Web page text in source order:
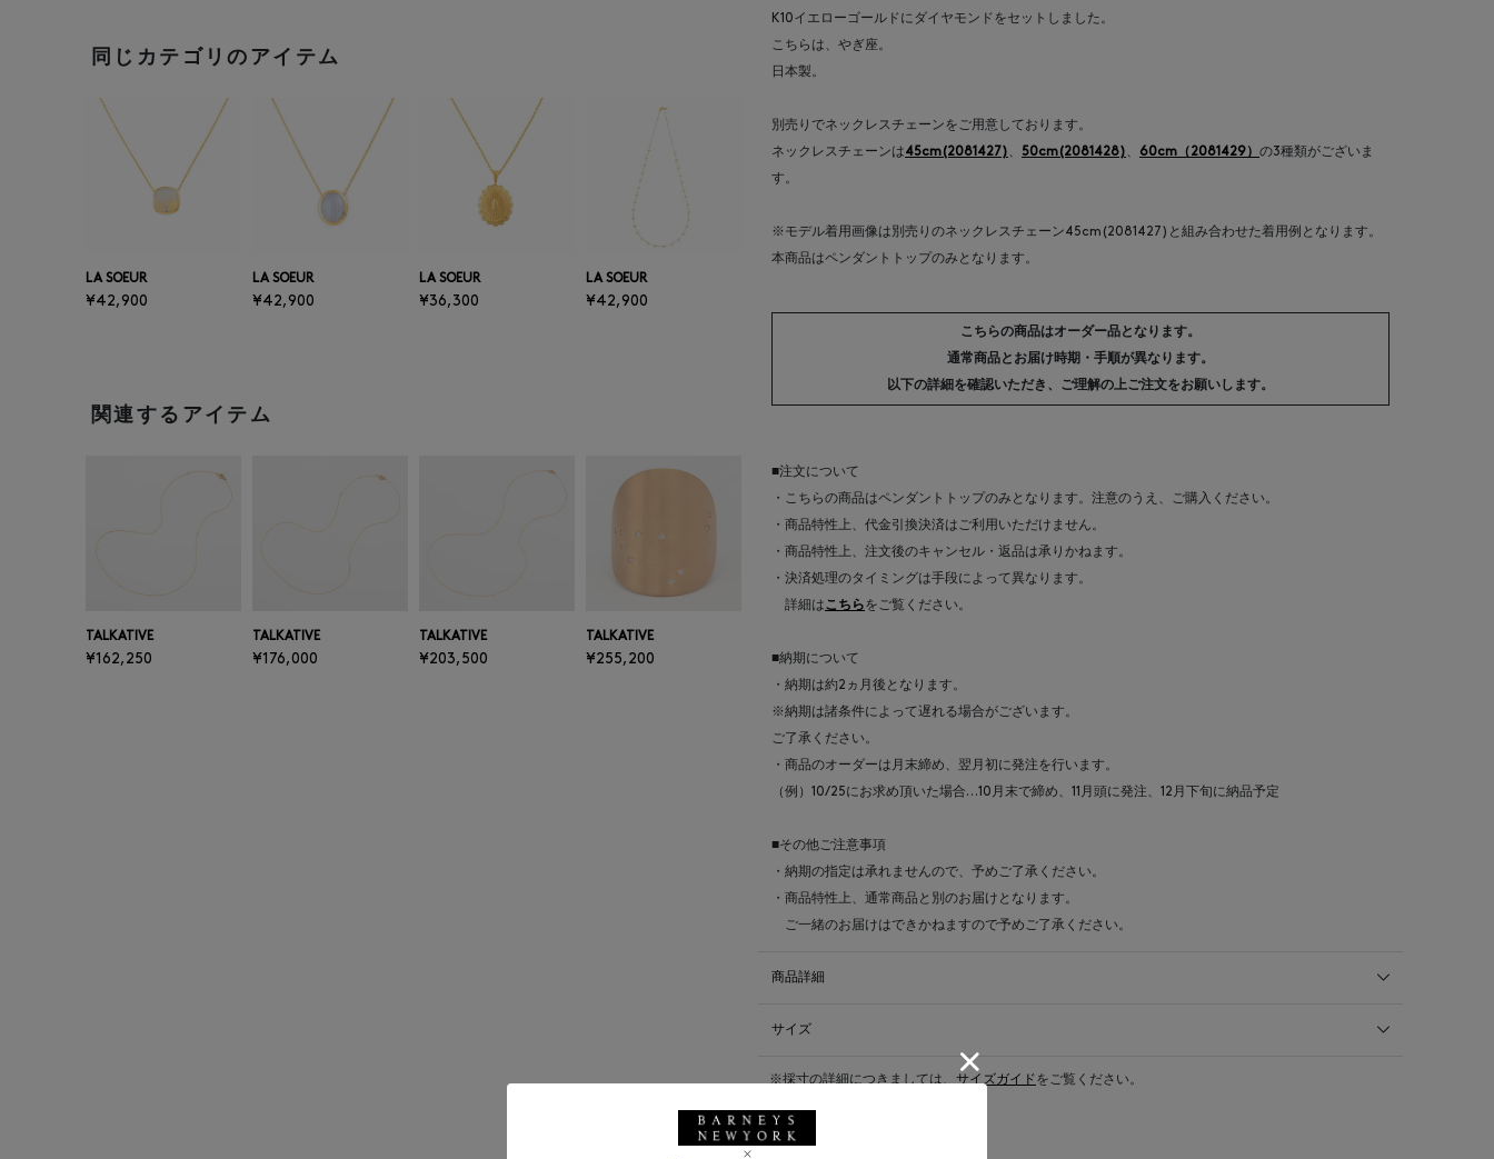
同じカテゴリのアイテム
LA SOEUR
¥42,900
LA SOEUR
¥42,900
LA SOEUR
¥36,300
LA SOEUR
¥42,900
関連するアイテム
TALKATIVE
¥162,250
TALKATIVE
¥176,000
TALKATIVE
¥203,500
TALKATIVE
¥255,200
K10イエローゴールドにダイヤモンドをセットしました。
こちらは、やぎ座。
日本製。
別売りでネックレスチェーンをご用意しております。
ネックレスチェーンは45cm(2081427)、 50cm(2081428)、 60cm（2081429） の3種類がございま
す。
※モデル着用画像は別売りのネックレスチェーン45cm(2081427)と組み合わせた着用例となります。
本商品はペンダントトップのみとなります。
こちらの商品はオーダー品となります。
通常商品とお届け時期・手順が異なります。
以下の詳細を確認いただき、ご理解の上ご注文をお願いします。
■注文について
・こちらの商品はペンダントトップのみとなります。注意のうえ、ご購入ください。
・商品特性上、代金引換決済はご利用いただけません。
・商品特性上、注文後のキャンセル・返品は承りかねます。
・決済処理のタイミングは手段によって異なります。
詳細はこちらをご覧ください。
■納期について
・納期は約2ヵ月後となります。
※納期は諸条件によって遅れる場合がございます。
ご了承ください。
・商品のオーダーは月末締め、翌月初に発注を行います。
（例）10/25にお求め頂いた場合…10月末で締め、11月頭に発注、12月下旬に納品予定
■その他ご注意事項
・納期の指定は承れませんので、予めご了承ください。
・商品特性上、通常商品と別のお届けとなります。
ご一緒のお届けはできかねますので予めご了承ください。
商品詳細
サイズ
※採寸の詳細につきましては、 サイズガイドをご覧ください。